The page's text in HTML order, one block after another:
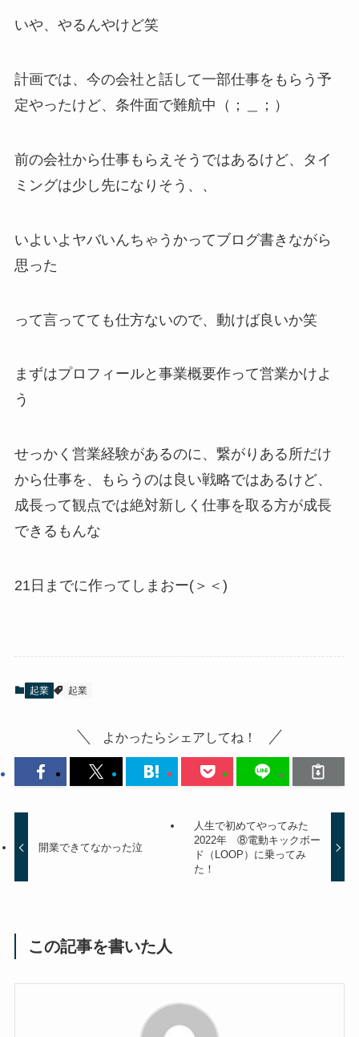
いや、やるんやけど笑
計画では、今の会社と話して一部仕事をもらう予
定やったけど、条件面で難航中（；＿；）
前の会社から仕事もらえそうではあるけど、タイ
ミングは少し先になりそう、、
いよいよヤバいんちゃうかってブログ書きながら
思った
って言ってても仕方ないので、動けば良いか笑
まずはプロフィールと事業概要作って営業かけよ
う
せっかく営業経験があるのに、繋がりある所だけ
から仕事を、もらうのは良い戦略ではあるけど、
成長って観点では絶対新しく仕事を取る方が成長
できるもんな
21日までに作ってしまおー(＞＜)
起業 起業
よかったらシェアしてね！
開業できてなかった泣
人生で初めてやってみた
2022年 ⑧電動キックボー
ド（LOOP）に乗ってみ
た！
この記事を書いた人